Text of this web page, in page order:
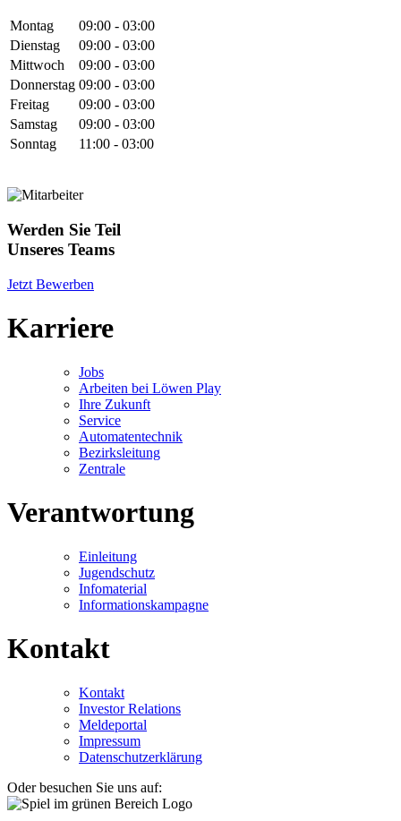
Montag
09:00 - 03:00
Dienstag
09:00 - 03:00
Mittwoch
09:00 - 03:00
Donnerstag 09:00 - 03:00
Freitag
09:00 - 03:00
Samstag
09:00 - 03:00
Sonntag
11:00 - 03:00
Werden Sie Teil
Unseres Teams
Jetzt Bewerben
Karriere
Jobs
Arbeiten bei Löwen Play
Ihre Zukunft
Service
Automatentechnik
Bezirksleitung
Zentrale
Verantwortung
Einleitung
Jugendschutz
Infomaterial
Informationskampagne
Kontakt
Kontakt
Investor Relations
Meldeportal
Impressum
Datenschutzerklärung
Oder besuchen Sie uns auf: